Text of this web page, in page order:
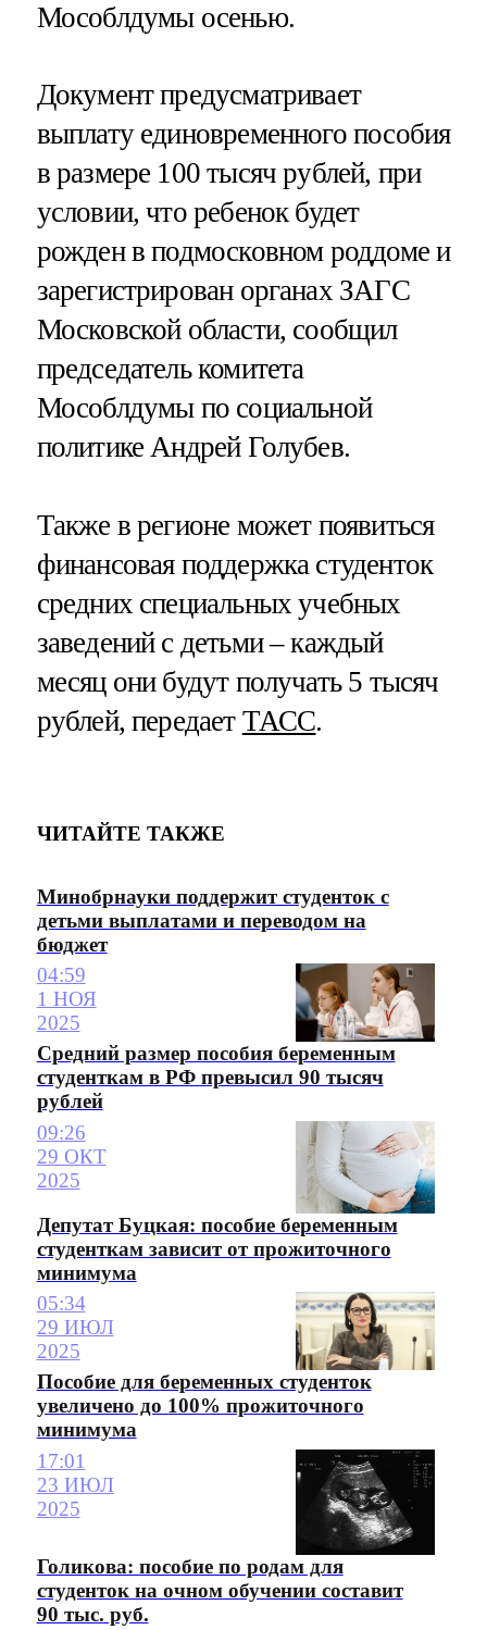
Мособлдумы осенью.
Документ предусматривает
выплату единовременного пособия
в размере 100 тысяч рублей, при
условии, что ребенок будет
рожден в подмосковном роддоме и
зарегистрирован органах ЗАГС
Московской области, сообщил
председатель комитета
Мособлдумы по социальной
политике Андрей Голубев.
Также в регионе может появиться
финансовая поддержка студенток
средних специальных учебных
заведений с детьми – каждый
месяц они будут получать 5 тысяч
рублей, передает ТАСС.
ЧИТАЙТЕ ТАКЖЕ
Минобрнауки поддержит студенток с
детьми выплатами и переводом на
бюджет
04:59
1 НОЯ
2025
Средний размер пособия беременным
студенткам в РФ превысил 90 тысяч
рублей
09:26
29 ОКТ
2025
Депутат Буцкая: пособие беременным
студенткам зависит от прожиточного
минимума
05:34
29 ИЮЛ
2025
Пособие для беременных студенток
увеличено до 100% прожиточного
минимума
17:01
23 ИЮЛ
2025
Голикова: пособие по родам для
студенток на очном обучении составит
90 тыс. руб.